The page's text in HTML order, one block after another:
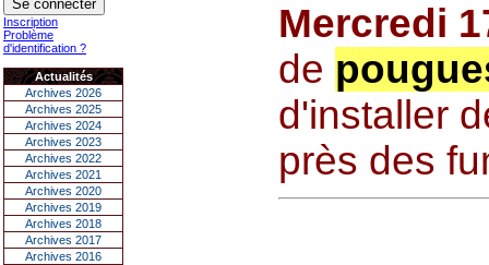
Inscription
Problème
d'identification ?
Actualités
Archives 2026
Archives 2025
Archives 2024
Archives 2023
Archives 2022
Archives 2021
Archives 2020
Archives 2019
Archives 2018
Archives 2017
Archives 2016
Mercredi
de
d'installer
près des